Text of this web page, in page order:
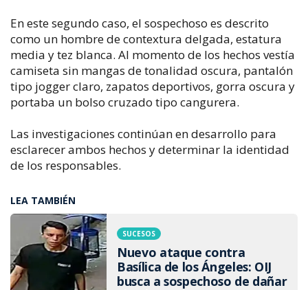
En este segundo caso, el sospechoso es descrito
como un hombre de contextura delgada, estatura
media y tez blanca. Al momento de los hechos vestía
camiseta sin mangas de tonalidad oscura, pantalón
tipo jogger claro, zapatos deportivos, gorra oscura y
portaba un bolso cruzado tipo cangurera.
Las investigaciones continúan en desarrollo para
esclarecer ambos hechos y determinar la identidad
de los responsables.
LEA TAMBIÉN
SUCESOS
Nuevo ataque contra
Basílica de los Ángeles: OIJ
busca a sospechoso de dañar